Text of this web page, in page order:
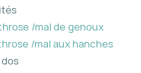
/mal de genoux
/mal aux hanches